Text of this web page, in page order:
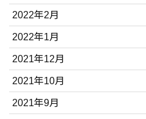
2022年2月
2022年1月
2021年12月
2021年10月
2021年9月